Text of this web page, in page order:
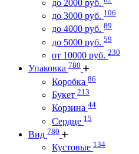
до 2000 руб.
до 3000 руб. 106
до 4000 руб. 89
до 5000 руб. 59
от 10000 руб. 230
Упаковка 780
Коробка 86
Букет 213
Корзина 44
Сердце 15
Вид 780
Кустовые 134